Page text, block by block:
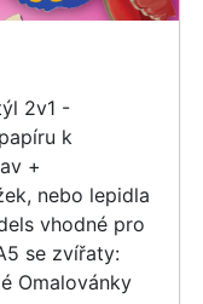
2v1 -
k
+
nebo lepidla
vhodné pro
se zvířaty:
Omalovánky